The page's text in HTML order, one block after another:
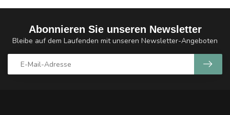
Abonnieren Sie unseren Newsletter
Bleibe auf dem Laufenden mit unseren Newsletter-Angeboten